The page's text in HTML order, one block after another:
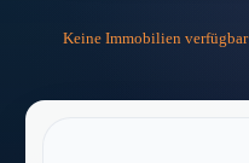
Keine Immobilien verfügbar